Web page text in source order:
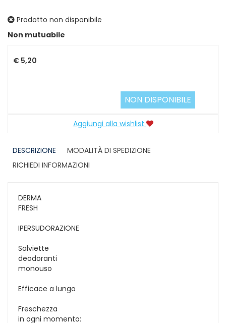
Prodotto non disponibile
Non mutuabile
Prezzo
€ 5,20
NON DISPONIBILE
Aggiungi alla wishlist
DESCRIZIONE
MODALITÀ DI SPEDIZIONE
RICHIEDI INFORMAZIONI
DERMA
FRESH
IPERSUDORAZIONE
Salviette
deodoranti
monouso
Efficace a lungo
Freschezza
in ogni momento: